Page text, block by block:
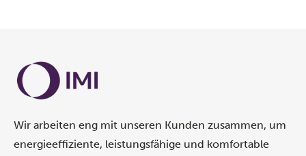
Wir arbeiten eng mit unseren Kunden zusammen, um
energieeffiziente, leistungsfähige und komfortable